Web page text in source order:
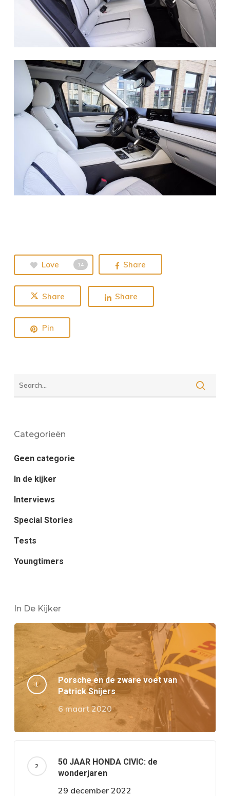
Love 14 Share
Share Share
Pin
Categorieën
Geen categorie
In de kijker
Interviews
Special Stories
Tests
Youngtimers
In De Kijker
Porsche en de zware voet van
Patrick Snijers
6 maart 2020
50 JAAR HONDA CIVIC: de
wonderjaren
29 december 2022